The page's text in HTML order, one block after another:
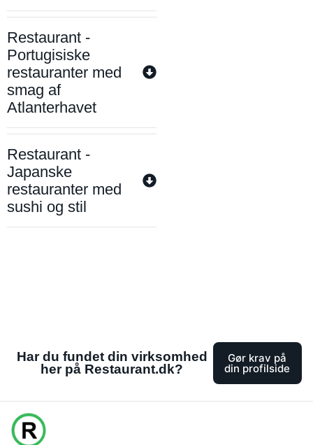
Restaurant -
Portugisiske
restauranter med
smag af
Atlanterhavet
Restaurant -
Japanske
restauranter med
sushi og stil
Har du fundet din virksomhed
her på Restaurant.dk?
Gør krav på
din profilside